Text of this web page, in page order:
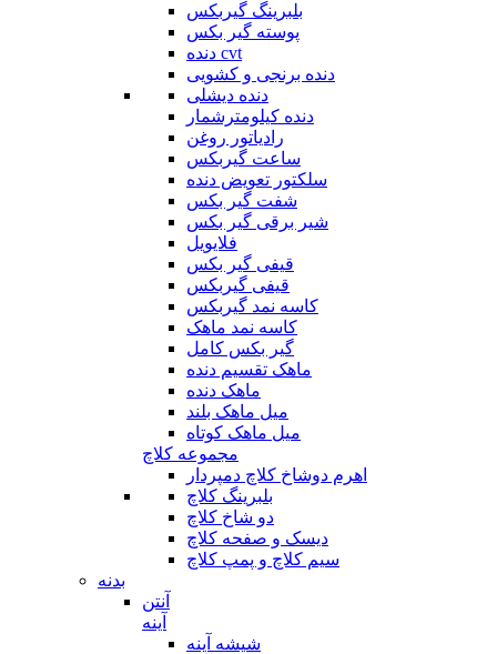
بلبرینگ گیربکس
پوسته گیر بکس
دنده cvt
دنده برنجی و کشویی
دنده دیشلی
دنده کیلومترشمار
رادیاتور روغن
ساعت گیربکس
سلکتور تعویض دنده
شفت گیر بکس
شیر برقی گیر بکس
فلایویل
قیفی گیر بکس
قیفی گیربکس
کاسه نمد گیربکس
کاسه نمد ماهک
گیر بکس کامل
ماهک تقسیم دنده
ماهک دنده
میل ماهک بلند
میل ماهک کوتاه
مجموعه کلاچ
اهرم دوشاخ کلاچ دمپردار
بلبرینگ کلاچ
دو شاخ کلاچ
دیسک و صفحه کلاچ
سیم کلاچ و پمپ کلاچ
بدنه
آنتن
آینه
شیشه آینه